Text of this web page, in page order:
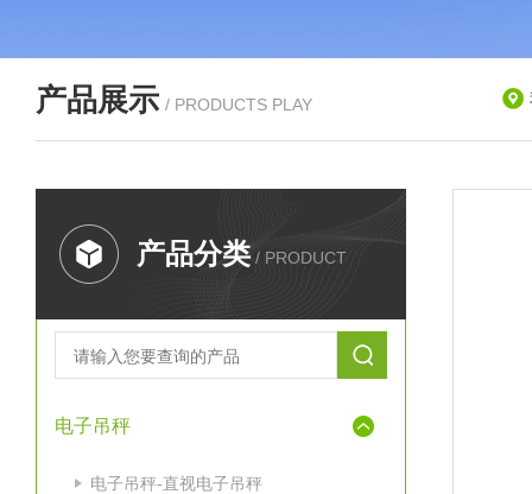
产品展示 / PRODUCTS PLAY
产品分类 / PRODUCT
电子吊秤
电子吊秤-直视电子吊秤